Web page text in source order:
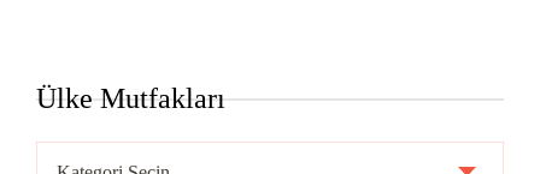
Ülke Mutfakları